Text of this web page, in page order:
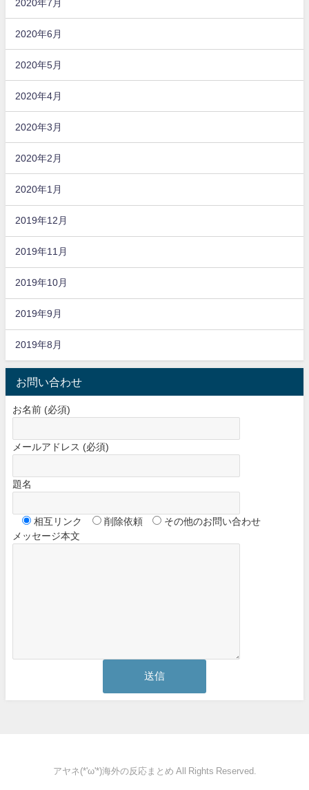
2020年7月
2020年6月
2020年5月
2020年4月
2020年3月
2020年2月
2020年1月
2019年12月
2019年11月
2019年10月
2019年9月
2019年8月
お問い合わせ
お名前 (必須)
メールアドレス (必須)
題名
相互リンク 削除依頼
その他のお問い合わせ
メッセージ本文
アヤネ(*'ω'*)海外の反応まとめ All Rights Reserved.